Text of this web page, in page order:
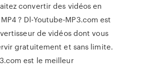
convertir des vidéos en
? Dl-Youtube-MP3.com est
de vidéos dont vous
gratuitement et sans limite.
est le meilleur